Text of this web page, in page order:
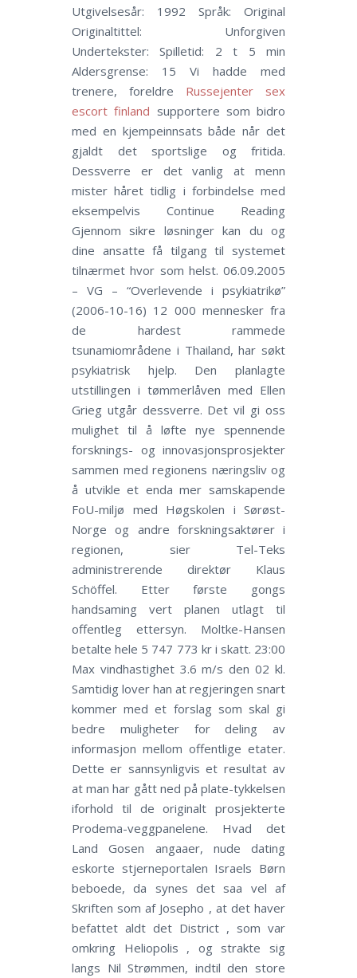
Utgivelsesår: 1992 Språk: Original
Originaltittel: Unforgiven
Undertekster: Spilletid: 2 t 5 min
Aldersgrense: 15 Vi hadde med
trenere, foreldre Russejenter sex
escort finland supportere som bidro
med en kjempeinnsats både når det
gjaldt det sportslige og fritida.
Dessverre er det vanlig at menn
mister håret tidlig i forbindelse med
eksempelvis Continue Reading
Gjennom sikre løsninger kan du og
dine ansatte få tilgang til systemet
tilnærmet hvor som helst. 06.09.2005
– VG – “Overlevende i psykiatrikø”
(2006-10-16) 12 000 mennesker fra
de hardest rammede
tsunamiområdene i Thailand, har søkt
psykiatrisk hjelp. Den planlagte
utstillingen i tømmerlåven med Ellen
Grieg utgår dessverre. Det vil gi oss
mulighet til å løfte nye spennende
forsknings- og innovasjonsprosjekter
sammen med regionens næringsliv og
å utvikle et enda mer samskapende
FoU-miljø med Høgskolen i Sørøst-
Norge og andre forskningsaktører i
regionen, sier Tel-Teks
administrerende direktør Klaus
Schöffel. Etter første gongs
handsaming vert planen utlagt til
offentleg ettersyn. Moltke-Hansen
betalte hele 5 747 773 kr i skatt. 23:00
Max vindhastighet 3.6 m/s den 02 kl.
Samtidig lover han at regjeringen snart
kommer med et forslag som skal gi
bedre muligheter for deling av
informasjon mellom offentlige etater.
Dette er sannsynligvis et resultat av
at man har gått ned på plate-tykkelsen
iforhold til de originalt prosjekterte
Prodema-veggpanelene. Hvad det
Land Gosen angaaer, nude dating
eskorte stjerneportalen Israels Børn
beboede, da synes det saa vel af
Skriften som af Josepho , at det haver
befattet aldt det District , som var
omkring Heliopolis , og strakte sig
langs Nil Strømmen, indtil den store